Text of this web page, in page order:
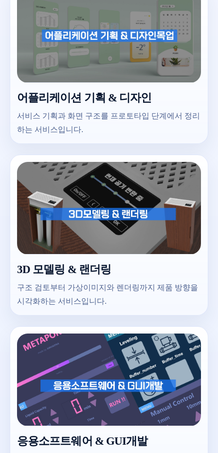
어플리케이션 기획 & 디자인
서비스 기획과 화면 구조를 프로토타입 단계에서 정리
하는 서비스입니다.
3D 모델링 & 랜더링
구조 검토부터 가상이미지와 렌더링까지 제품 방향을
시각화하는 서비스입니다.
응용소프트웨어 & GUI개발